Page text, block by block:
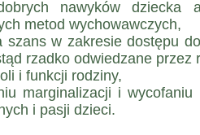
nawyków dziecka
metod wychowawczych,
szans w zakresie dostępu
rzadko odwiedzane przez
i funkcji rodziny,
marginalizacji i
i pasji dzieci.